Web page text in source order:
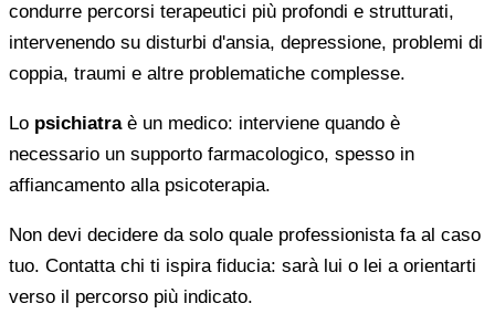
condurre percorsi terapeutici più profondi e strutturati,
intervenendo su disturbi d'ansia, depressione, problemi di
coppia, traumi e altre problematiche complesse.
Lo psichiatraè un medico: interviene quando è
necessario un supporto farmacologico, spesso in
affiancamento alla psicoterapia.
Non devi decidere da solo quale professionista fa al caso
tuo. Contatta chi ti ispira fiducia: sarà lui o lei a orientarti
verso il percorso più indicato.